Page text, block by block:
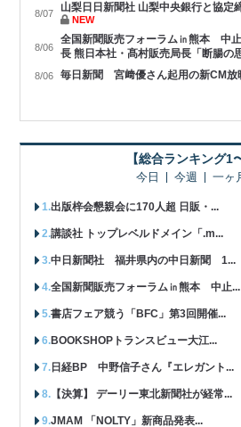
8/07 山梨日日新聞社 山梨中央銀行と協定
NEW
8/06
全国新聞販売フォーラム㏌熊本 中
長 熊日本社・髙村販売局長「断腸の
8/06 毎日新聞 宮﨑優さん起用の新CM放
【総合ランキング1
今日 今週 一ヶ
出版梓会懇親会に170人超 日販・...
講談社 トップレベルドメイン「.m...
中日新聞社 福井県内の中日新聞 1...
全国新聞販売フォーラム㏌熊本 中止...
書店フェア競う「BFC」第3回開催...
BOOKSHOPトランスビュー大江...
日経BP 中野信子さん『エレガント...
【決算】 デーリー東北新聞社が経常...
JMAM 「NOLTY」新商品発表...